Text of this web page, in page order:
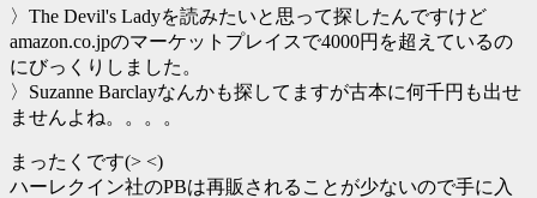
〉The Devil's Ladyを読みたいと思って探したんですけど
amazon.co.jpのマーケットプレイスで4000円を超えているの
にびっくりしました。
〉Suzanne Barclayなんかも探してますが古本に何千円も出せ
ませんよね。。。。
まったくです(> <)
ハーレクイン社のPBは再販されることが少ないので手に入